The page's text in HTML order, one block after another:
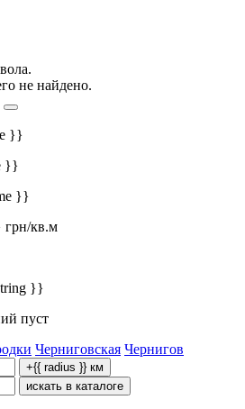
не найдено.
}}
}}
}}
кв.м
}}
пуст
Черниговская Чернигов
+{{ radius }} км
искать в каталоге